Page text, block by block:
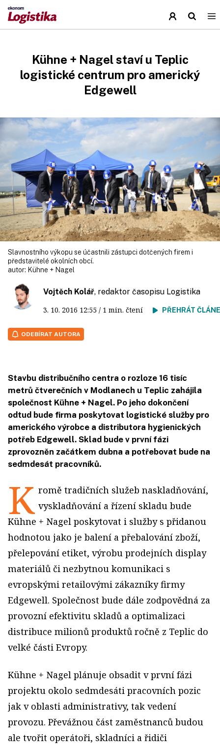
Kühne + Nagel staví u Teplic
logistické centrum pro americký
Edgewell
Slavnostního výkopu se účastnili zástupci dotčených firem i
představitelé okolních obcí.
autor: Kühne + Nagel
Vojtěch Kolář, redaktor časopisu Logistika
3. 10. 2016 12:55 / 1 min. čtení PŘEHRÁT
ODEBÍRAT AUTORA
Stavbu distribučního centra o rozloze 16 tisíc
metrů čtverečních v Modlanech u Teplic zahájila
společnost Kühne + Nagel. Po jeho dokončení
odtud bude firma poskytovat logistické služby pro
amerického výrobce a distributora hygienických
potřeb Edgewell. Sklad bude v první fázi
zprovozněn začátkem dubna a potřebovat bude na
sedmdesát pracovníků.
K romě tradičních služeb naskladňování,
vyskladňování a řízení skladu bude
Kühne + Nagel poskytovat i služby s přidanou
hodnotou jako je balení a přebalování zboží,
přelepování etiket, výrobu prodejních display
materiálů či nezbytnou komunikaci s
evropskými retailovými zákazníky firmy
Edgewell. Společnost bude dále zodpovědná za
provozní efektivitu skladů a optimalizaci
distribuce milionů produktů ročně z Teplic do
velké části Evropy.
Kühne + Nagel plánuje obsadit v první fázi
projektu okolo sedmdesáti pracovních pozic
jak v oblasti administrativy, tak vedení
provozu. Převážnou část zaměstnanců budou
ale tvořit operátoři, skladníci a řidiči